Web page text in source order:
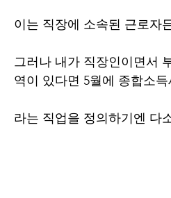
이는 직장에 소속된 근로자
그러나 내가 직장인이면서
역이 있다면 5월에 종합소
라는 직업을 정의하기엔 다